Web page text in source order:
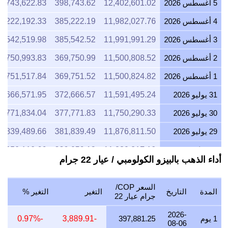
5 أغسطس 2026 12,402,601.02
398,743.62
4 أغسطس 2026 11,982,027.76
385,222.19
3 أغسطس 2026 11,991,991.29
385,542.52
2 أغسطس 2026 11,500,808.52
369,750.99
1 أغسطس 2026 11,500,824.82
369,751.52
31 يوليو 2026 11,591,495.24
372,666.57
30 يوليو 2026 11,750,290.33
377,771.83
29 يوليو 2026 11,876,811.50
381,839.49
28 يوليو 2026 11,839,817.10
380,650.12
12,013,246.53
386,225.88
26 يوليو 2026 11,870,986.92
25 يوليو 2026 11,870,986.92
381,652.23
24 يوليو 2026 12,014,903.90
386,279.16
أداء الذهب بالبيزو الكولومبي / عيار 22 جرام
المدة التاريخ
السعر COP/
جرام عيار 22
التغير التغير %
1 يوم
2026-
08-06
397,881.25
-3,889.91
-0.97%